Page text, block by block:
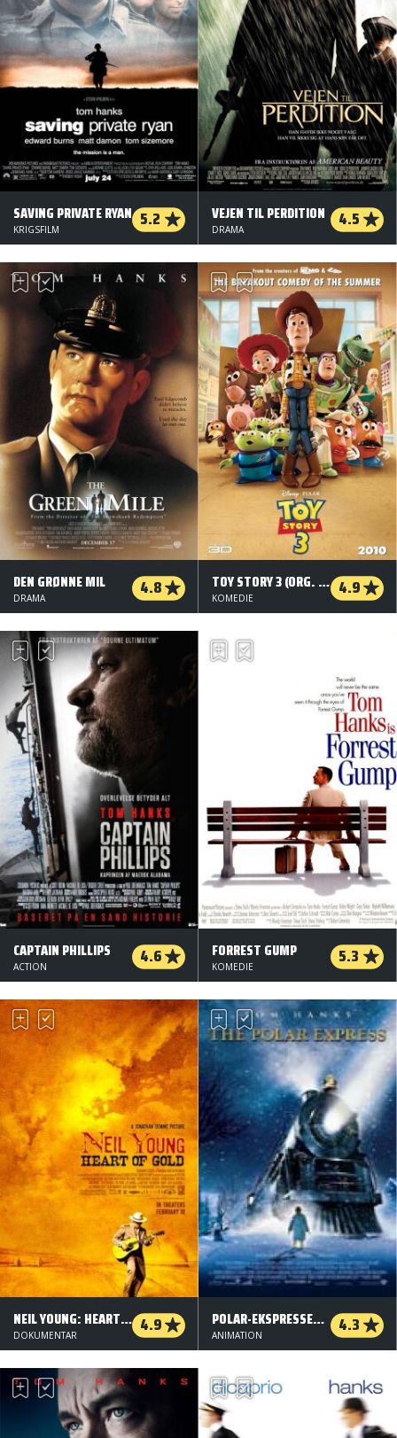
SAVING PRIVATE RYAN 5.2
KRIGSFILM
VEJEN TIL PERDITION 4.5
DRAMA
DEN GRØNNE MIL 4.8
DRAMA
TOY STORY 3 (ORG. VERSION) 4.9
KOMEDIE
CAPTAIN PHILLIPS 4.6
ACTION
FORREST GUMP 5.3
KOMEDIE
NEIL YOUNG: HEART OF GOLD 4.9
DOKUMENTAR
POLAR-EKSPRESSEN (ORG. VERSION) 4.3
ANIMATION